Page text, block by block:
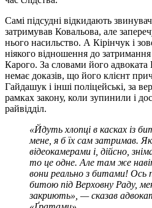
Самі підсудні відкидають
затримував Ковальова, але
нього насильство. А Кірінчук і
ніякого відношення до
Карого. За словами його адвоката
немає доказів, що його клієнт
Гайдашук і інші поліцейські, за
рамках закону, коли зупинили і
райвідділ.
«Йдуть хлопці в касках із
мене, я б їх сам затримав.
відеокамерами і, дійсно,
то це одне. Але там же
вони реально з битами! Ось
битою під Верховну Раду,
закриють», — сказав адвокат